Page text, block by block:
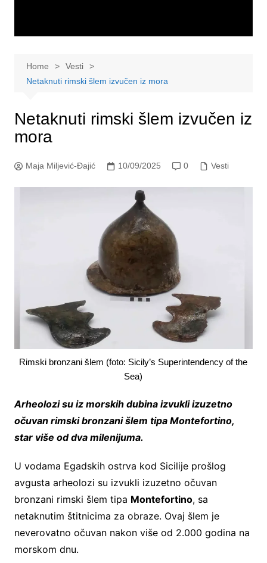
Home
Vesti
Netaknuti rimski šlem izvučen iz mora
Netaknuti rimski šlem izvučen iz
mora
Maja Miljević-Đajić 10/09/2025 0 Vesti
Rimski bronzani šlem (foto: Sicily’s Superintendency of the
Sea)
Arheolozi su iz morskih dubina izvukli izuzetno
očuvan rimski bronzani šlem tipa Montefortino,
star više od dva milenijuma.
U vodama Egadskih ostrva kod Sicilije prošlog
avgusta arheolozi su izvukli izuzetno očuvan
bronzani rimski šlem tipa Montefortino, sa
netaknutim štitnicima za obraze. Ovaj šlem je
neverovatno očuvan nakon više od 2.000 godina na
morskom dnu.